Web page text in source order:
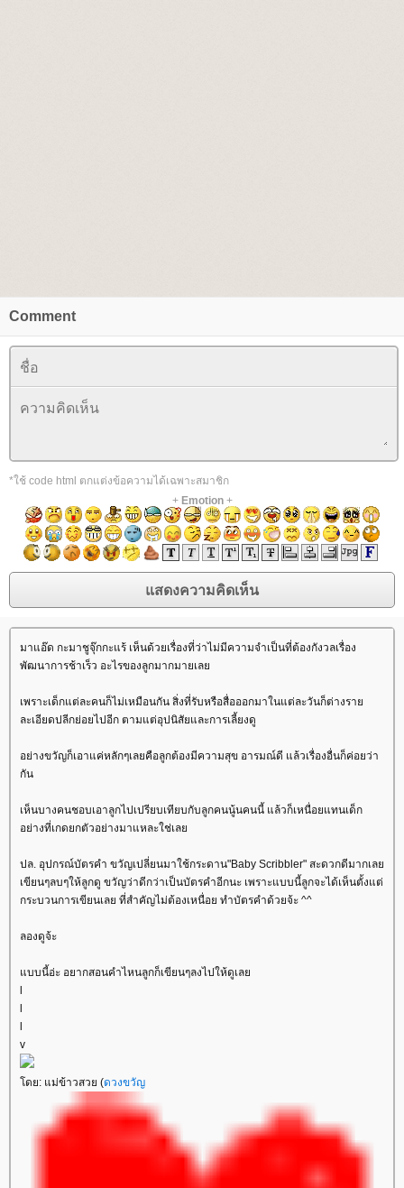
Comment
*ใช้ code html ตกแต่งข้อความได้เฉพาะสมาชิก
+ Emotion+
มาแอ๊ด กะมาชูจุ๊กกะแร้ เห็นด้วยเรื่องที่ว่าไม่มีความจำเป็นที่ต้องกังวลเรื่อง
พัฒนาการช้าเร็ว อะไรของลูกมากมายเล
เพราะเด็กแต่ละคนก็ไม่เหมือนกัน สิ่งที่รับหรือสื่อออกมาในแต่ละวันก็ต่างรา
ละเอียดปลีกย่อยไปอีก ตามแต่อุปนิสัยและการเลี้ยงดู
อย่างขวัญก็เอาแค่หลักๆเลยคือลูกต้องมีความสุข อารมณ์ดี แล้วเรื่องอื่นก็ค่อยว่า
กัน
เห็นบางคนชอบเอาลูกไปเปรียบเทียบกับลูกคนนู้นคนนี้ แล้วก็เหนื่อยแทนเด็ก
อย่างที่เกดยกตัวอย่างมาแหละใช่เล
ปล. อุปกรณ์บัตรคำ ขวัญเปลี่ยนมาใช้กระดาน"Baby Scribbler" สะดวกดีมากเล
เขียนๆลบๆให้ลูกดู ขวัญว่าดีกว่าเป็นบัตรคำอีกนะ เพราะแบบนี้ลูกจะได้เห็นตั้งแต่
กระบวนการเขียนเลย ที่สำคัญไม่ต้องเหนื่อย ทำบัตรคำด้วยจ้ะ ^^
ลองดูจ้ะ
บบนี้อ่ะ อยากสอนคำไหนลูกก็เขียนๆลงไปให้ดูเล
v
ดย: แม่ข้าวสวย (ดวงขวัญ